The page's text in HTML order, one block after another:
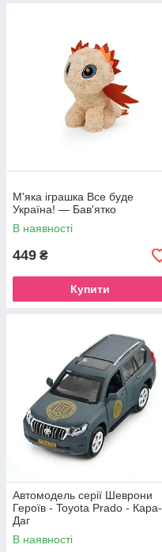
М'яка іграшка Все буде
Україна! — Бав'ятко
В наявності
449 ₴
Купити
Автомодель серії Шеврони
Героїв - Toyota Prado - Кара-
Даг
В наявності